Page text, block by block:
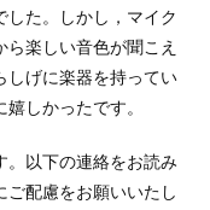
した。しかし，マイク
楽しい音色が聞こえ
しげに楽器を持ってい
しかったです。
以下の連絡をお読み
ご配慮をお願いいたし